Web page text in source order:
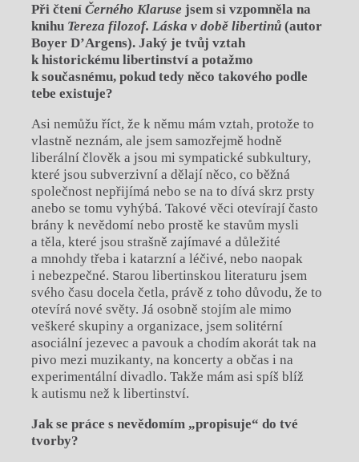
Při čtení Černého Klaruse jsem si vzpomněla na
knihu Tereza filozof. Láska v době libertinů(autor
Boyer D’Argens). Jaký je tvůj vztah
k historickému libertinství a potažmo
k současnému, pokud tedy něco takového podle
tebe existuje?
Asi nemůžu říct, že k němu mám vztah, protože to
vlastně neznám, ale jsem samozřejmě hodně
liberální člověk a jsou mi sympatické subkultury,
které jsou subverzivní a dělají něco, co běžná
společnost nepřijímá nebo se na to dívá skrz prsty
anebo se tomu vyhýbá. Takové věci otevírají často
brány k nevědomí nebo prostě ke stavům mysli
a těla, které jsou strašně zajímavé a důležité
a mnohdy třeba i katarzní a léčivé, nebo naopak
i nebezpečné. Starou libertinskou literaturu jsem
svého času docela četla, právě z toho důvodu, že to
otevírá nové světy. Já osobně stojím ale mimo
veškeré skupiny a organizace, jsem solitérní
asociální jezevec a pavouk a chodím akorát tak na
pivo mezi muzikanty, na koncerty a občas i na
experimentální divadlo. Takže mám asi spíš blíž
k autismu než k libertinství.
Jak se práce s nevědomím „propisuje“ do tvé
tvorby?